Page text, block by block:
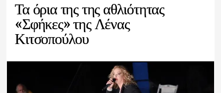
Τα όρια της της αθλιότητας
«Σφήκες» της Λένας
Κιτσοπούλου